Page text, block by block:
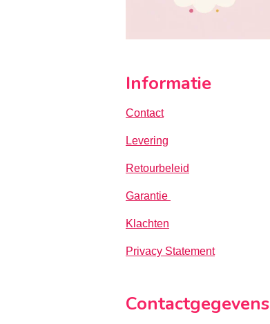
Informatie
Contact
Levering
Retourbeleid
Garantie
Klachten
Privacy Statement
Contactgegevens